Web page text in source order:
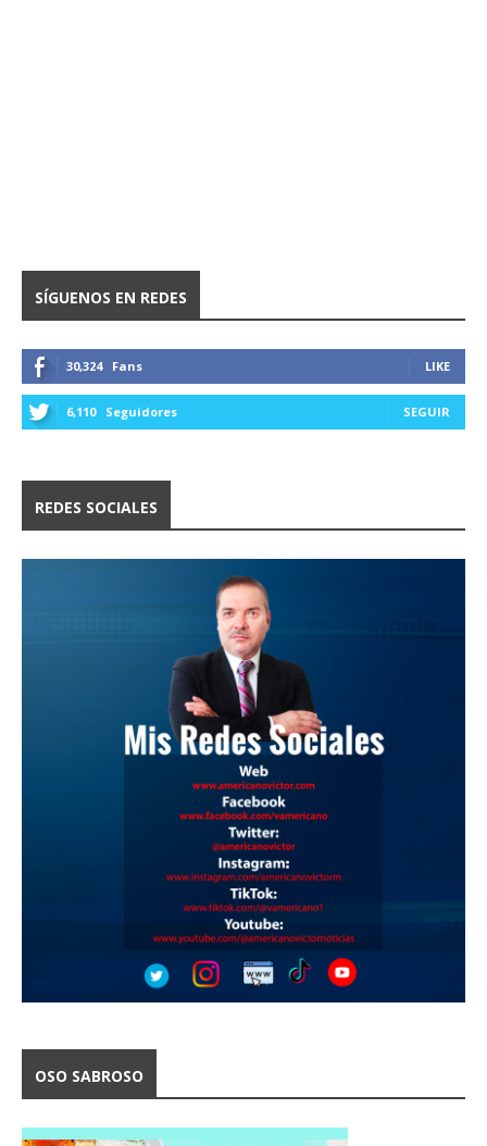
SÍGUENOS EN REDES
30,324 Fans LIKE
6,110 Seguidores SEGUIR
REDES SOCIALES
OSO SABROSO